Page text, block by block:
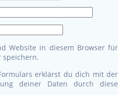
Website in diesem Browser für
speichern.
erklärst du dich mit der
deiner Daten durch diese